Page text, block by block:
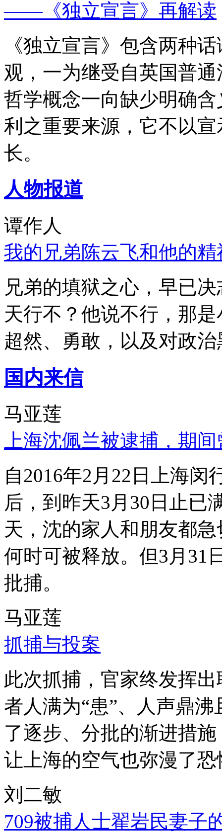
——《独立宣言》再解读
《独立宣言》包含两种
观，一为继受自英国普
哲学概念一向缺少明确
利之重要来源，它不以
长。
人物报道
谭作人
我的兄弟陈云飞和他的
兄弟的填狱之心，早已
天行不？他说不行，那
超然、勇敢，以及对政
国内来信
马亚莲
上海沈佩兰被逮捕，期
自2016年2月22日上海
后，到昨天3月30日止已
天，沈的家人和朋友都
何时可被释放。但3月31
批捕。
马亚莲
抓捕与投案
此次抓捕，官家终发挥
者人满为“患”、人声鼎
了逐步、分批的渐进措
让上海的空气也弥漫了
刘二敏
709被捕人士翟岩民妻子